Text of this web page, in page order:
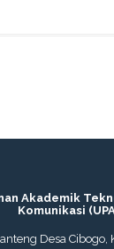
Akademik
Komunikasi
Desa Cibogo,